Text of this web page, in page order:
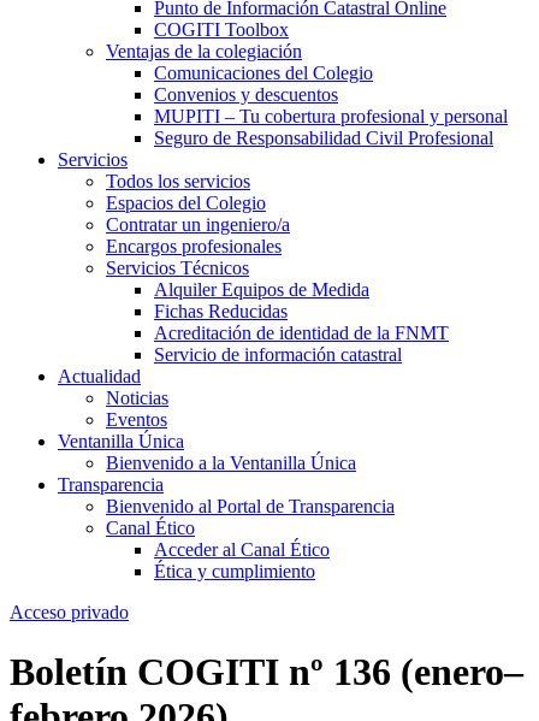
Punto de Información Catastral Online
COGITI Toolbox
Ventajas de la colegiación
Comunicaciones del Colegio
Convenios y descuentos
MUPITI – Tu cobertura profesional y personal
Seguro de Responsabilidad Civil Profesional
Servicios
Todos los servicios
Espacios del Colegio
Contratar un ingeniero/a
Encargos profesionales
Servicios Técnicos
Alquiler Equipos de Medida
Fichas Reducidas
Acreditación de identidad de la FNMT
Servicio de información catastral
Actualidad
Noticias
Eventos
Ventanilla Única
Bienvenido a la Ventanilla Única
Transparencia
Bienvenido al Portal de Transparencia
Canal Ético
Acceder al Canal Ético
Ética y cumplimiento
Acceso privado
Boletín COGITI nº 136 (enero–